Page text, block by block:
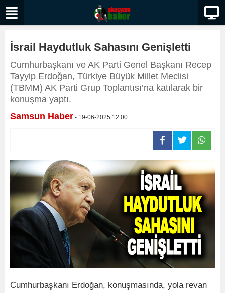
İsrail Haydutluk Sahasını Genişletti
Cumhurbaşkanı ve AK Parti Genel Başkanı Recep
Tayyip Erdoğan, Türkiye Büyük Millet Meclisi
(TBMM) AK Parti Grup Toplantısı’na katılarak bir
konuşma yaptı.
Samsun Haber - 19-06-2025 12:00
Cumhurbaşkanı Erdoğan, konuşmasında, yola revan